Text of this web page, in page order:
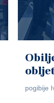
pogibije